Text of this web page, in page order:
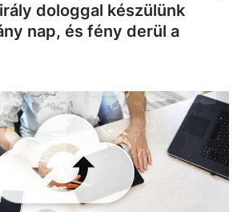
dologgal készülünk
nap, és fény derül a